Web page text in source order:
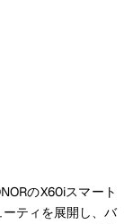
のX60iスマート
ティを展開し、バ